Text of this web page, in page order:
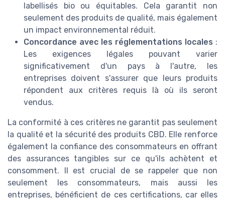
labellisés bio ou équitables. Cela garantit non
seulement des produits de qualité, mais également
un impact environnemental réduit.
Concordance avec les réglementations locales :
Les exigences légales pouvant varier
significativement d'un pays à l'autre, les
entreprises doivent s'assurer que leurs produits
répondent aux critères requis là où ils seront
vendus.
La conformité à ces critères ne garantit pas seulement
la qualité et la sécurité des produits CBD. Elle renforce
également la confiance des consommateurs en offrant
des assurances tangibles sur ce qu'ils achètent et
consomment. Il est crucial de se rappeler que non
seulement les consommateurs, mais aussi les
entreprises, bénéficient de ces certifications, car elles